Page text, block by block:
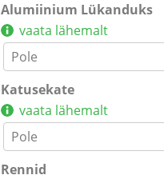
Alumiinium Lükanduks
vaata lähemalt
Katusekate
vaata lähemalt
Rennid